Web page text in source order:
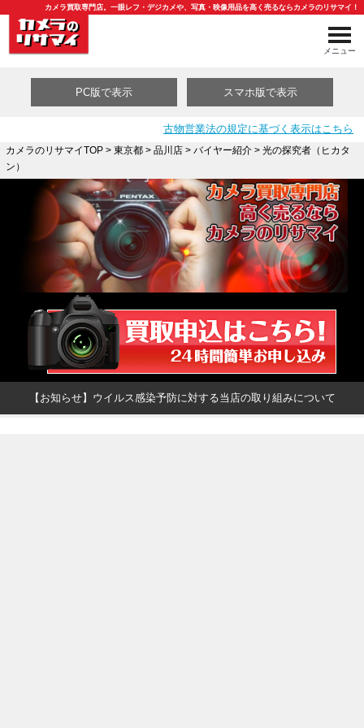
カメラ買取専門店。一眼レフ・デジカメや、写真・映像用品を高く売るならカメラのリサマイ！
メニュー
PC版で表示 スマホ版で表示
古物営業法の規定に基づく表示はこちら
カメラのリサマイTOP> 東京都> 品川店> バイヤー紹介> 光の探究者（ヒカタ
ン）
【お知らせ】ウイルス感染予防に対する当店の取り組みについて